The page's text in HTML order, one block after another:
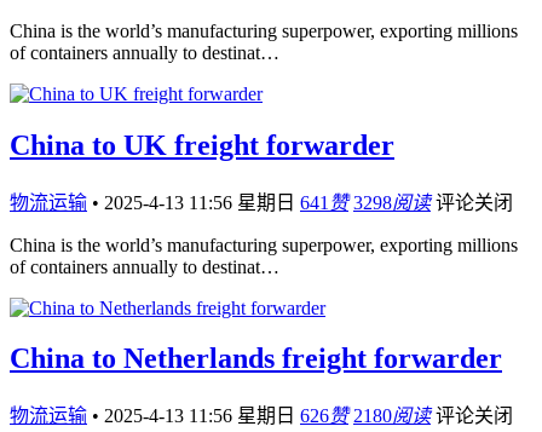
China is the world’s manufacturing superpower, exporting millions
of containers annually to destinat…
China to UK freight forwarder
物流运输 • 2025-4-13 11:56 星期日 641 赞 3298阅读 评论关闭
China is the world’s manufacturing superpower, exporting millions
of containers annually to destinat…
China to Netherlands freight forwarder
物流运输 • 2025-4-13 11:56 星期日 626赞 2180阅读 评论关闭